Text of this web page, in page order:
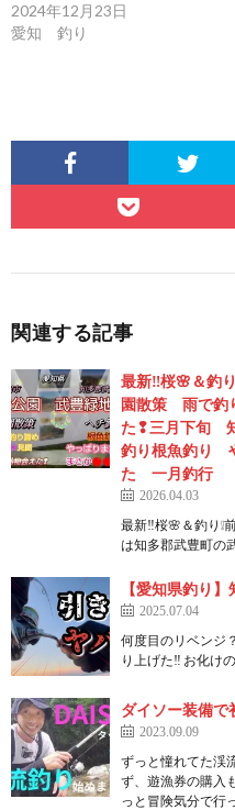
2024年12月23日
愛知 釣り
関連する記事
最新‼️桜🌸＆
園散策 雨で釣
た❢三月下旬
釣り根魚釣り
た 一月釣行
2026.04.03
最新‼️桜🌸＆釣り
は知多郡武豊町の
【愛知県釣り
2025.07.04
何度目のリベンジ
り上げた‼️ お化け
ダイソー装備で
2023.09.09
ずっと憧れてた渓
ず、遊漁券の購入
っと冒険気分で行